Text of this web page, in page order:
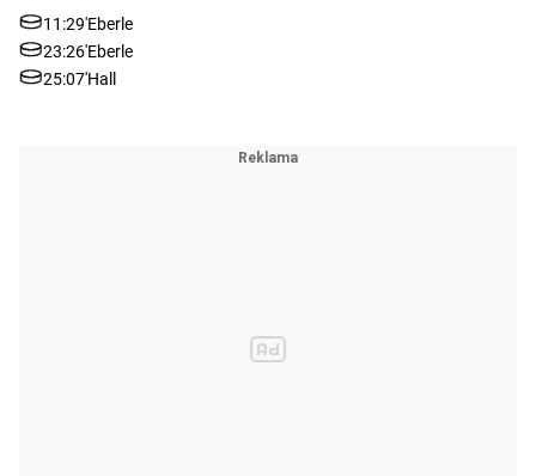
11:29'Eberle
23:26'Eberle
25:07'Hall